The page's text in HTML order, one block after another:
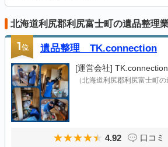
北海道利尻郡利尻富士町の遺品整理
1位 遺品整理 TK.connection
[運営会社] TK.connection
（北海道利尻郡利尻富士町の
4.92 口コミ